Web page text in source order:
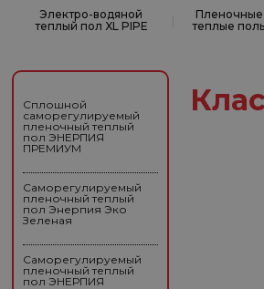
Электро-водяной
теплый пол XL PIPE
Пленочные
теплые
Сплошной
саморегулируемый
пленочный теплый
пол ЭНЕРПИЯ
ПРЕМИУМ
Саморегулируемый
пленочный теплый
пол Энерпия Эко
Зеленая
Саморегулируемый
пленочный теплый
пол ЭНЕРПИЯ